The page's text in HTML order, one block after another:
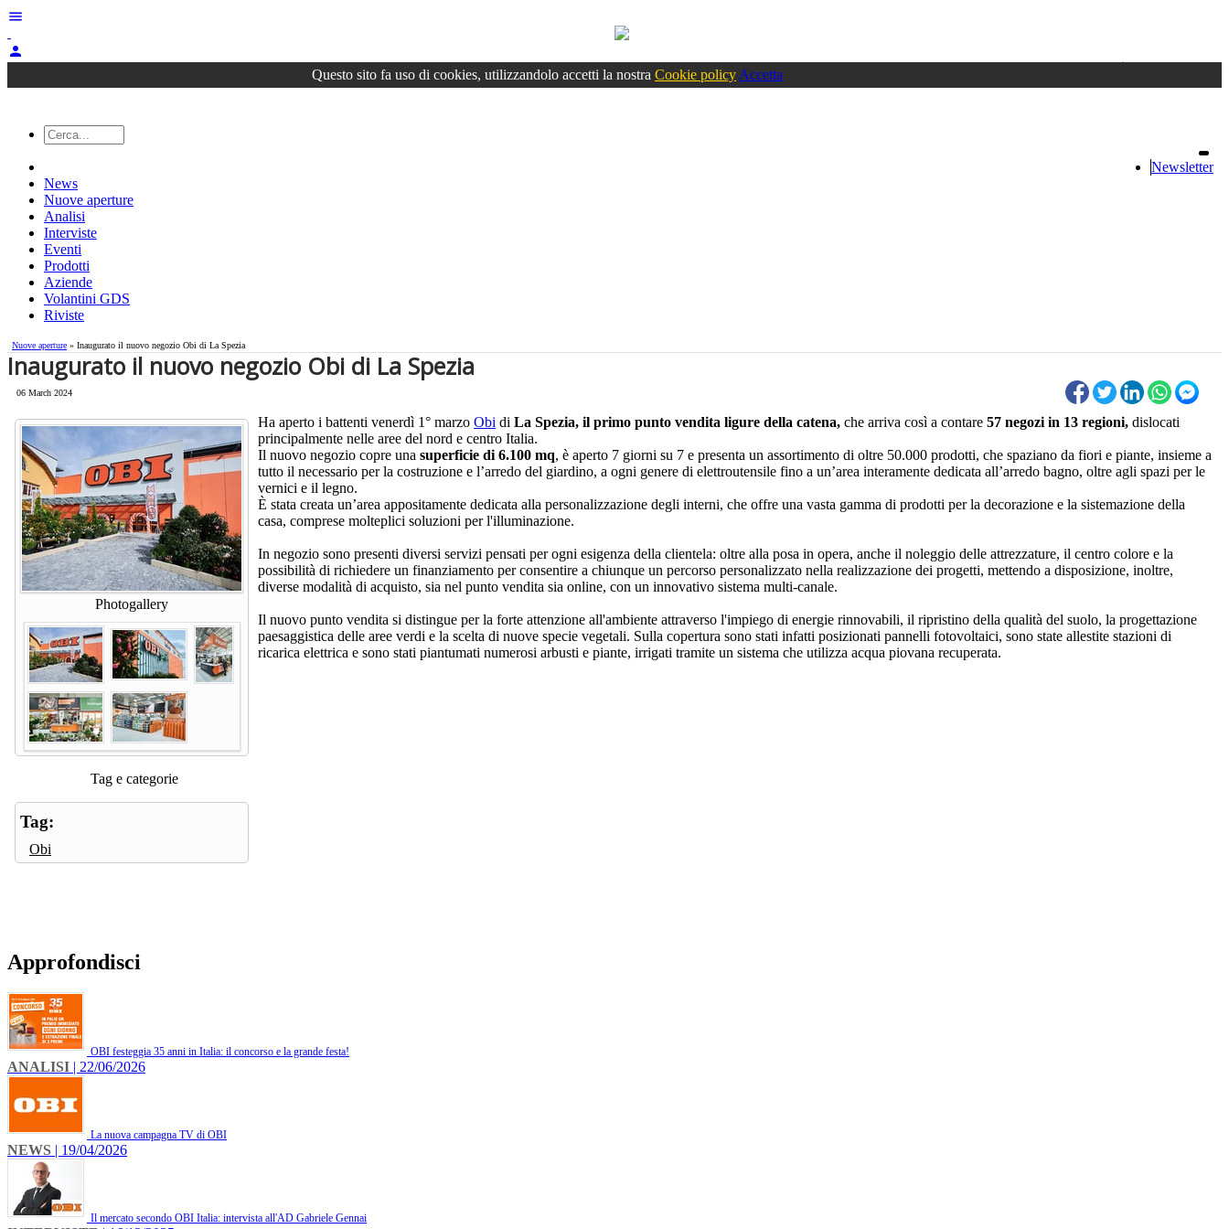
menu
person
Accedioppure registrati
Questo sito fa uso di cookies, utilizzandolo accetti la nostra Cookie policy Accetta
Newsletter
News
Nuove aperture
Analisi
Interviste
Eventi
Prodotti
Aziende
Volantini GDS
Riviste
Nuove aperture » ​Inaugurato il nuovo negozio Obi di La Spezia
​Inaugurato il nuovo negozio Obi di La Spezia
06 March 2024
Photogallery
Tag e categorie
Tag:
Obi
Ha aperto i battenti venerdì 1° marzo Obi di La Spezia, il primo punto vendita ligure della catena, che arriva così a contare 57 negozi in 13 regioni, dislocati
principalmente nelle aree del nord e centro Italia.
Il nuovo negozio copre una superficie di 6.100 mq, è aperto 7 giorni su 7 e presenta un assortimento di oltre 50.000 prodotti, che spaziano da fiori e piante, insieme a
tutto il necessario per la costruzione e l’arredo del giardino, a ogni genere di elettroutensile fino a un’area interamente dedicata all’arredo bagno, oltre agli spazi per le
vernici e il legno.
È stata creata un’area appositamente dedicata alla personalizzazione degli interni, che offre una vasta gamma di prodotti per la decorazione e la sistemazione della
casa, comprese molteplici soluzioni per l'illuminazione.
In negozio sono presenti diversi servizi pensati per ogni esigenza della clientela: oltre alla posa in opera, anche il noleggio delle attrezzature, il centro colore e la
possibilità di richiedere un finanziamento per consentire a chiunque un percorso personalizzato nella realizzazione dei progetti, mettendo a disposizione, inoltre,
diverse modalità di acquisto, sia nel punto vendita sia online, con un innovativo sistema multi-canale.
Il nuovo punto vendita si distingue per la forte attenzione all'ambiente attraverso l'impiego di energie rinnovabili, il ripristino della qualità del suolo, la progettazione
paesaggistica delle aree verdi e la scelta di nuove specie vegetali. Sulla copertura sono stati infatti posizionati pannelli fotovoltaici, sono state allestite stazioni di
ricarica elettrica e sono stati piantumati numerosi arbusti e piante, irrigati tramite un sistema che utilizza acqua piovana recuperata.
Approfondisci
OBI festeggia 35 anni in Italia: il concorso e la grande festa!
ANALISI | 22/06/2026
La nuova campagna TV di OBI
NEWS | 19/04/2026
Il mercato secondo OBI Italia: intervista all'AD Gabriele Gennai